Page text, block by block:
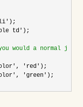
li ' );
td ' );
would a normal j
' , ' red ' );
' , 'green ' );